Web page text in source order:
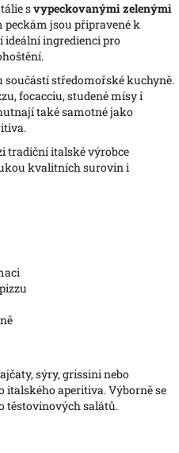
svypeckovanými zelenými
peckám jsou připravené k
ingredienci pro
součástí středomořské kuchyně.
focacciu, studené mísy i
také samotné jako
tradiční italské výrobce
kvalitních surovin i
sýry, grissini nebo
italského aperitiva. Výborně se
těstovinových salátů.